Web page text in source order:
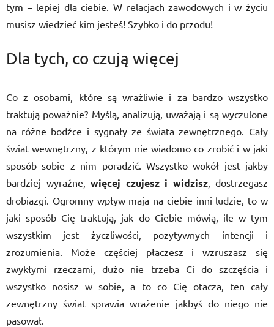
tym – lepiej dla ciebie. W relacjach zawodowych i w życiu
musisz wiedzieć kim jesteś! Szybko i do przodu!
Dla tych, co czują więcej
Co z osobami, które są wrażliwie i za bardzo wszystko
traktują poważnie? Myślą, analizują, uważają i są wyczulone
na różne bodźce i sygnały ze świata zewnętrznego. Cały
świat wewnętrzny, z którym nie wiadomo co zrobić i w jaki
sposób sobie z nim poradzić. Wszystko wokół jest jakby
bardziej wyraźne, więcej czujesz i widzisz, dostrzegasz
drobiazgi. Ogromny wpływ maja na ciebie inni ludzie, to w
jaki sposób Cię traktują, jak do Ciebie mówią, ile w tym
wszystkim jest życzliwości, pozytywnych intencji i
zrozumienia. Może częściej płaczesz i wzruszasz się
zwykłymi rzeczami, dużo nie trzeba Ci do szczęścia i
wszystko nosisz w sobie, a to co Cię otacza, ten cały
zewnętrzny świat sprawia wrażenie jakbyś do niego nie
pasował.